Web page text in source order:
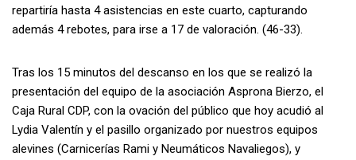
repartiría hasta 4 asistencias en este cuarto, capturando
además 4 rebotes, para irse a 17 de valoración. (46-33).
Tras los 15 minutos del descanso en los que se realizó la
presentación del equipo de la asociación Asprona Bierzo, el
Caja Rural CDP, con la ovación del público que hoy acudió al
Lydia Valentín y el pasillo organizado por nuestros equipos
alevines (Carnicerías Rami y Neumáticos Navaliegos), y